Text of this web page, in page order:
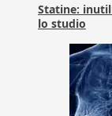
Statine:
lo studio